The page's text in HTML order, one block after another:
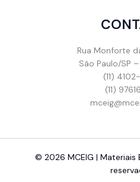
Rua Monforte
São Paulo/SP
(11)
(11)
© 2026 MCEIG | Materiais